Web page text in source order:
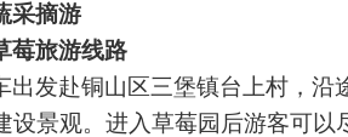
采摘游
莓旅游线路
出发赴铜山区三堡镇台上村，沿
景观。 进入草莓园后游客可以